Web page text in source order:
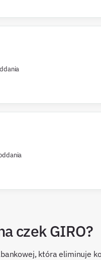
czek GIRO?
która eliminuje